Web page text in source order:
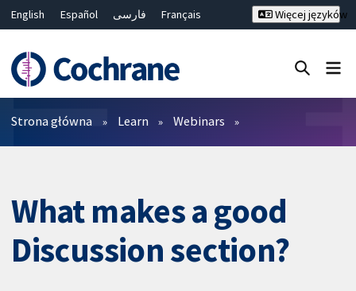
English Español فارسی
Français
Bahasa Malaysia
ไทย
繁體中文
简体中文
Więcej języków
Filtry
Strona główna Learn Webinars
What makes a good
Discussion section?